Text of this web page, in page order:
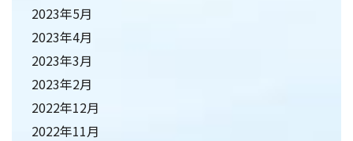
2023年5月
2023年4月
2023年3月
2023年2月
2022年12月
2022年11月